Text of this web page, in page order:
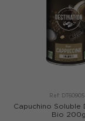
Ref:
Capuchino Soluble
Bio 200g